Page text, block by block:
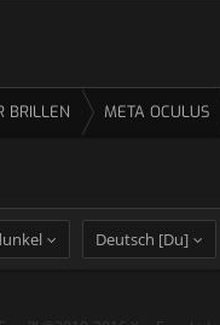
BRILLEN META OCULUS
Deutsch [Du]